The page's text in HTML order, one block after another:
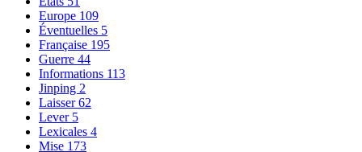
Europe 109
Éventuelles 5
Française 195
Guerre 44
Informations 113
Jinping 2
Laisser62
Lever 5
Lexicales 4
Mise 173